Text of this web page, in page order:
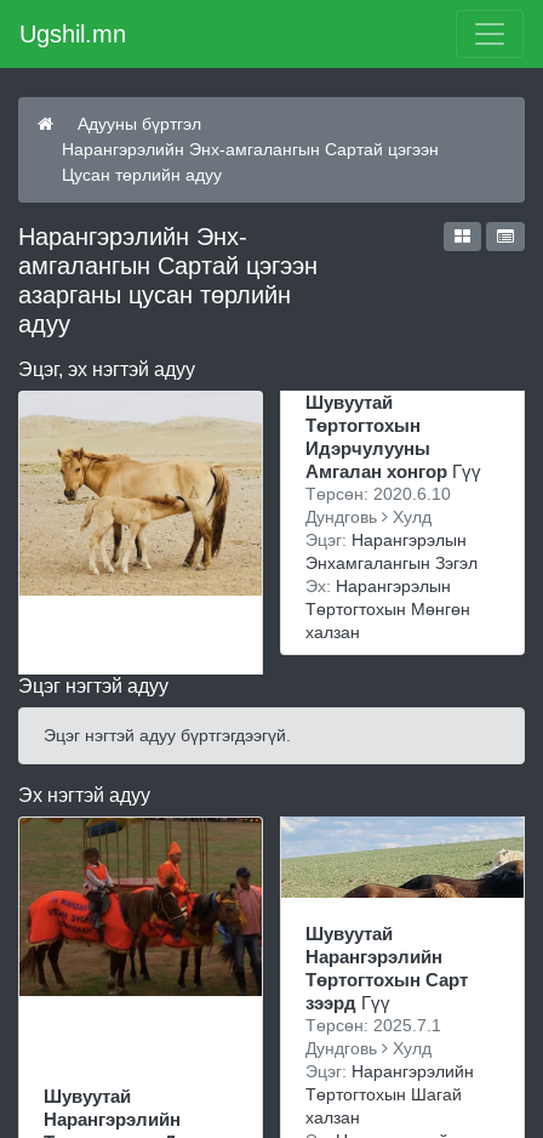
Ugshil.mn
Адууны бүртгэл
Нарангэрэлийн Энх-амгалангын Сартай цэгээн
Цусан төрлийн адуу
Нарангэрэлийн Энх-
амгалангын Сартай цэгээн
азарганы цусан төрлийн
адуу
Эцэг, эх нэгтэй адуу
Шувуутай
Төртогтохын
Идэрчулууны
Амгалан хонгор Гүү
Төрсөн: 2020.6.10
Дундговь
Хулд
Эцэг: Нарангэрэлын
Энхамгалангын Зэгэл
Эх: Нарангэрэлын
Төртогтохын Мөнгөн
халзан
Эцэг нэгтэй адуу
Эцэг нэгтэй адуу бүртгэгдээгүй.
Эх нэгтэй адуу
Шувуутай
Нарангэрэлийн
Шувуутай
Нарангэрэлийн
Төртогтохын Сарт
зээрд Гүү
Төрсөн: 2025.7.1
Дундговь
Хулд
Эцэг: Нарангэрэлийн
Төртогтохын Шагай
халзан